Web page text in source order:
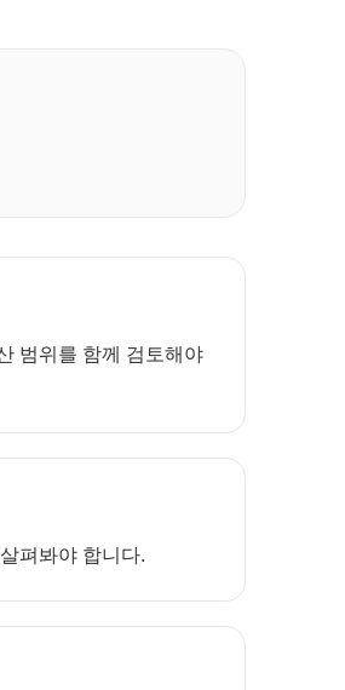
범위를 함께 검토해야
펴봐야 합니다.